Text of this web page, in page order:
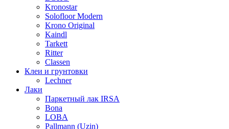
Kronostar
Solofloor Modern
Krono Original
Kaindl
Tarkett
Ritter
Classen
Клеи и грунтовки
Lechner
Лаки
Паркетный лак IRSA
Bona
LOBA
Pallmann (Uzin)